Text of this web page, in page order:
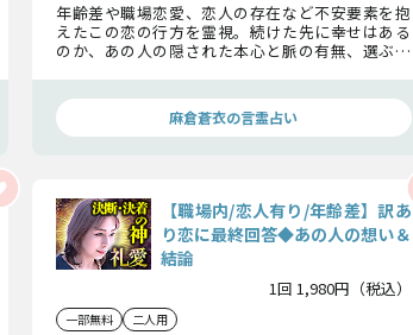
年齢差や職場恋愛、恋人の存在など不安要素を抱
えたこの恋の行方を霊視。続けた先に幸せはある
のか、あの人の隠された本心と脈の有無、選ぶべ
麻倉蒼衣の言霊占い
【職場内/恋人有り/年齢差】訳あ
り恋に最終回答◆あの人の想い＆
結論
1回 1,980円（税込）
一部無料 二人用